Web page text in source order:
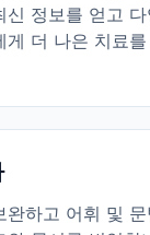
신 정보를 얻고
게 더 나은 치료
완하고 어휘 및